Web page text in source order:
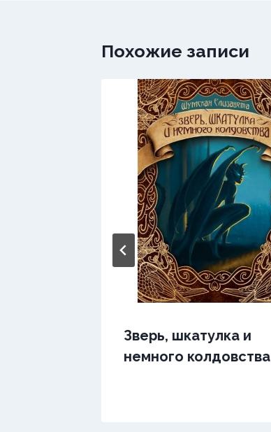
Похожие записи
Зверь, шкатулка и
немного колдовства